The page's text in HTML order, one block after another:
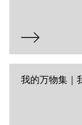
我的万物集｜